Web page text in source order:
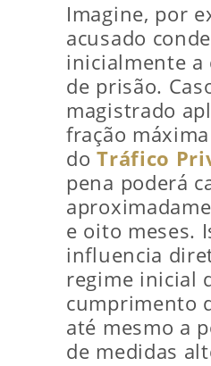
Imagine, por
acusado
inicialmente a
de prisão.
magistrado
fração
do Tráfico
pena poderá
e oito meses.
influencia
regime inicial
cumprimento
até mesmo a
de medidas